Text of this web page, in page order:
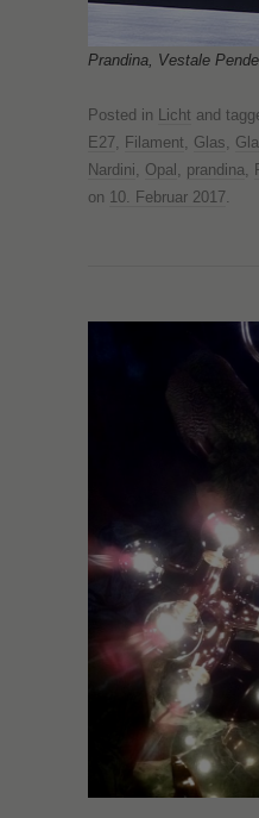
Prandina, Vestale
Posted in Licht and
E27 Filament Glas
Nardini
Opal prandina
on 10. Februar 2017